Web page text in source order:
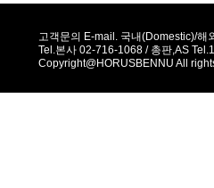
고객문의 E-mail. 국내(Domestic)/
Tel.본사 02-716-1068 / 총판,AS
Copyright@HORUSBENNU All